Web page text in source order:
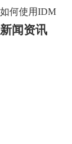
如何使用IDM
新闻资讯